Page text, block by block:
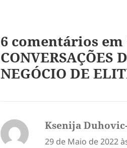
6 comentários em
CONVERSAÇÕES
NEGÓCIO DE
Ksenija
29 de Maio de 2022